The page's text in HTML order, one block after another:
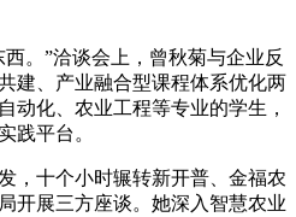
。”洽谈会上，曾秋菊与企业反
建、产业融合型课程体系优化两
动化、农业工程等专业的学生，
践平台。
，十个小时辗转新开普、金福农
开展三方座谈。她深入智慧农业